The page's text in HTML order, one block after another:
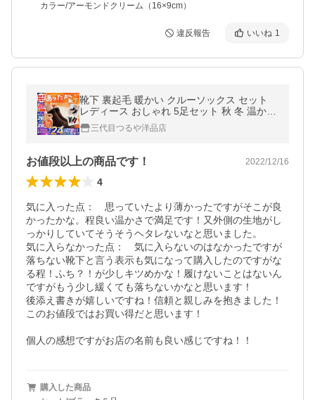
カラー/アーモンドクリーム（16×9cm）
違反報告 いいね 1
靴下 裏起毛 暖かい クルーソックス セット
レディース おしゃれ 5足セット 秋 冬 温かい
防寒 ぽかぽか 爆買
三代目つるや洋品店
お値段以上の商品です！ 2022/12/16
4
気に入った点：　思っていたより薄かったですがそこが良
かったかな。程良い温かさで満足です！又外側の生地がし
っかりしていてそうそうヘタレないなと思いました。
気に入らなかった点：　気に入らないのはなかったですが
落ちない靴下と言う表示も気になって購入したのですがな
る程！ふち？！が少しキツめかな！履けないことはないん
ですがもう少し緩くても落ちないかなと思います！
後添え書きが嬉しいですね！信頼と親しみを抱きました！
このお値段ではお買い得だと思います！
購入した商品